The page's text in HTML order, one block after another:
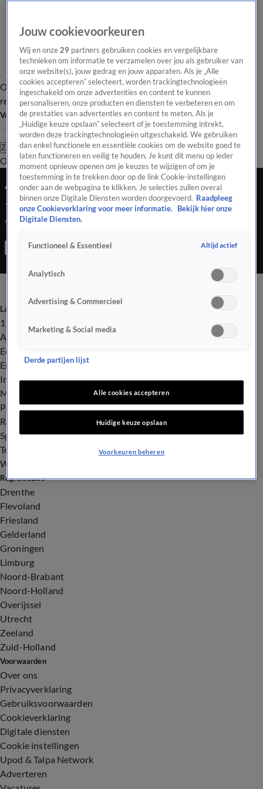
Overzicht Laatste nieuws Regionieuws Het beste van Hart
Tip de
redactie
Volg Hart van Nederland
Zoeken
OverzichtRegioUitzendingenWeerTip de redactiePanelVideo's
Auto ramde gevel van huis Daan in Leuvenheim:
2 aug 2021, 19:24
Auto ramde gevel van huis Daan in Leuvenheim:
Laatste nieuws
112
Advies & Tips
Economie
Entertainment
Infrastructuur
Milieu en Gezondheid
Politiek
Royalty
Sport
Tech
Weer
Regionieuws
Drenthe
Flevoland
Friesland
Gelderland
Groningen
Limburg
Noord-Brabant
Noord-Holland
Overijssel
Utrecht
Zeeland
Zuid-Holland
Voorwaarden
Over ons
Privacyverklaring
Gebruiksvoorwaarden
Cookieverklaring
Digitale diensten
Cookie instellingen
Upod & Talpa Network
Adverteren
Jouw cookievoorkeuren
Wij en onze29 partners gebruiken cookies en vergelijkbare
technieken om informatie te verzamelen over jou als gebruiker van
onze website(s), jouw gedrag en jouw apparaten. Als je „Alle
cookies accepteren” selecteert, worden trackingtechnologieën
ingeschakeld om onze advertenties en content te kunnen
personaliseren, onze producten en diensten te verbeteren en om
de prestaties van advertenties en content te meten. Als je
„Huidige keuze opslaan” selecteert of je toestemming intrekt,
worden deze trackingtechnologieën uitgeschakeld. We gebruiken
dan enkel functionele en essentiële cookies om de website goed te
laten functioneren en veilig te houden. Je kunt dit menu op ieder
moment opnieuw openen om je keuzes te wijzigen of om je
toestemming in te trekken door op de link Cookie-instellingen
onder aan de webpagina te klikken. Je selecties zullen overal
binnen onze Digitale Diensten worden doorgevoerd. Raadpleeg
onze Cookieverklaring voor meer informatie.
Bekijk hier onze
Digitale Diensten.
Functioneel & Essentieel Altijd actief
Analytisch
Advertising & Commercieel
Marketing & Social media
Derde partijen lijst
Alle cookies accepteren
Huidige keuze opslaan
Voorkeuren beheren